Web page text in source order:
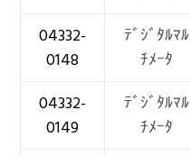
04332-
0148
ﾃﾞｼﾞﾀﾙﾏﾙ
ﾁﾒｰﾀ
04332-
0149
ﾃﾞｼﾞﾀﾙﾏﾙ
ﾁﾒｰﾀ